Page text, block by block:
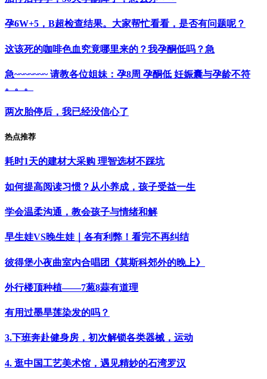
孕6W+5，B超检查结果。大家帮忙看看，是否有问题呢？
这该死的咖啡色血究竟哪里来的？我孕酮低吗？急
急~~~~~~~ 请教各位姐妹：孕8周 孕酮低 妊娠囊与孕龄不符
。。。
两次胎停后，我已经没信心了
热点推荐
耗时1天的建材大采购 理智选材不踩坑
如何提高阅读习惯？从小养成，孩子受益一生
学会温柔沟通，教会孩子与情绪和解
早生娃VS晚生娃｜各有利弊！看完不再纠结
彼得堡小夜曲室内合唱团《莫斯科郊外的晚上》
外行楼顶种植——7葱8蒜有道理
有用过墨旱莲染发的吗？
3.下班奔赴健身房，初次解锁各类器械，运动
4. 逛中国工艺美术馆，遇见精妙的石湾罗汉